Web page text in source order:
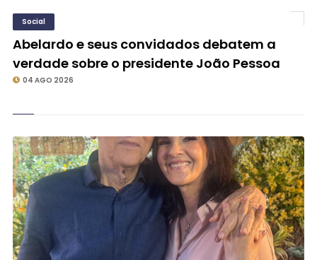
Social
Abelardo e seus convidados debatem a
verdade sobre o presidente João Pessoa
04 AGO 2026